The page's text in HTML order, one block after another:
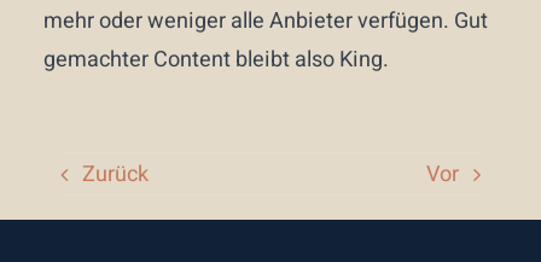
mehr oder weniger alle Anbieter verfügen. Gut
gemachter Content bleibt also King.
Zurück Vor